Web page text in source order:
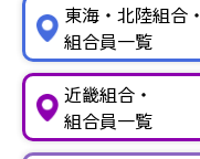
東海・北陸組合・
組合員一覧
近畿組合・
組合員一覧